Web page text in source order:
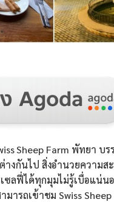
Sheep Farm พัทยา บร
างกันไป สิ่งอำนวยความ
ลฟี่ได้ทุกมุมไม่รู้เบื่อแน่น
ารถเข้าชม Swiss